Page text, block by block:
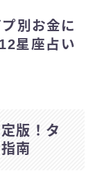
プ別お金に
星座占い
版！タ
南